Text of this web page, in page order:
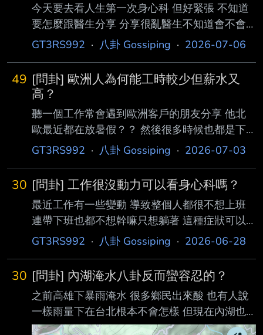
今天要去看人生第一次身心科 但好緊張 不知道
要怎麼跟醫生分享 分享很亂醫生不知道會不會
覺得我表達能力很差 邏輯很爛 請問大家第一次
說你想不懂賴清德做那麼好為什麼台灣人
223.118.51.83 07/06 15:25 我之前有約 今天
要去很緊張
GT3RS992 · 八卦 Gossiping · 2026-07-06
49 [問卦] 歐洲人為何能工時較少但薪水又
高？
聽一個工作常會遇到歐洲客戶的朋友分享 他北
歐最近都在放暑假？？ 然後很多時候也都是下
班後就不會回訊息 記得他們那邊薪資應該是比
不然為何可以工時低 但 薪水又高？？ 這有公
平？ -- 但我們應該算是有靠著努力拉近經濟距
離了 希望不遠的將來台灣人也能有這種待遇QQ
真的假的@@
GT3RS992 · 八卦 Gossiping · 2026-07-03
30 [問卦] 工作很沒動力可以看身心科嗎？
最近工作有一些變動 導致整個人都很不想上班
連帶下班也都不想幹嘛只想躺著 這種症狀可以
去看身心科嗎？ 還是醫生會不會覺得自己愛耍
GT3RS992 · 八卦 Gossiping · 2026-06-28
30 [問卦] 內湖淹水八卦反而蠻容忍的？
之前高雄下暴雨淹水 很多鄉民出來酸 也有人說
一樣雨量下在台北根本不會怎樣 但現在內湖也
淹水 很多人卻蠻寬容的 說一下水就消了啦之類